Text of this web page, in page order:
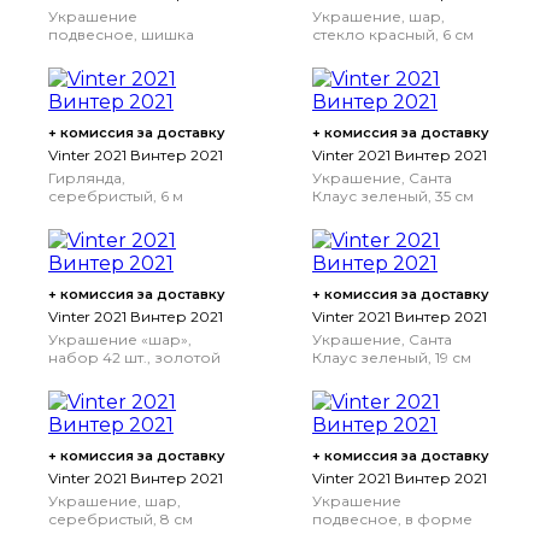
Украшение
подвесное, шишка
Украшение, шар,
стекло красный, 6 см
+ комиссия за доставку
Vinter 2021 Винтер 2021
Гирлянда,
серебристый, 6 м
+ комиссия за доставку
Vinter 2021 Винтер 2021
Украшение, Санта
Клаус зеленый, 35 см
+ комиссия за доставку
Vinter 2021 Винтер 2021
Украшение «шар»,
набор 42 шт., золотой
+ комиссия за доставку
Vinter 2021 Винтер 2021
Украшение, Санта
Клаус зеленый, 19 см
+ комиссия за доставку
Vinter 2021 Винтер 2021
Украшение, шар,
серебристый, 8 см
+ комиссия за доставку
Vinter 2021 Винтер 2021
Украшение
подвесное, в форме